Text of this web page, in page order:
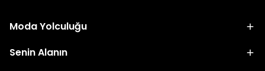
Moda Yolculuğu
Senin Alanın